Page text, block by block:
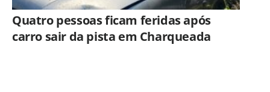
Quatro pessoas ficam feridas após
carro sair da pista em Charqueada